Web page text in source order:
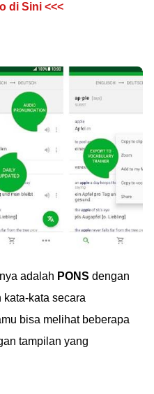
di Sini <<<
adalah PONS dengan
kata secara
bisa melihat beberapa
tampilan yang